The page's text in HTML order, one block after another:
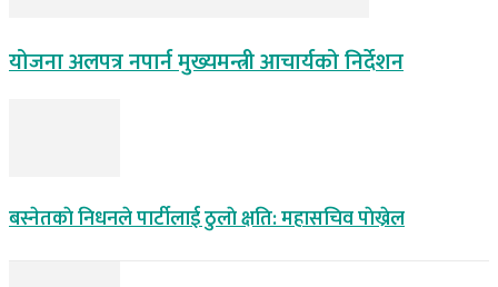
योजना अलपत्र नपार्न मुख्यमन्त्री आचार्यको निर्देशन
बस्नेतकाे निधनले पार्टीलाई ठुलाे क्षति: महासचिव पाेख्रेल